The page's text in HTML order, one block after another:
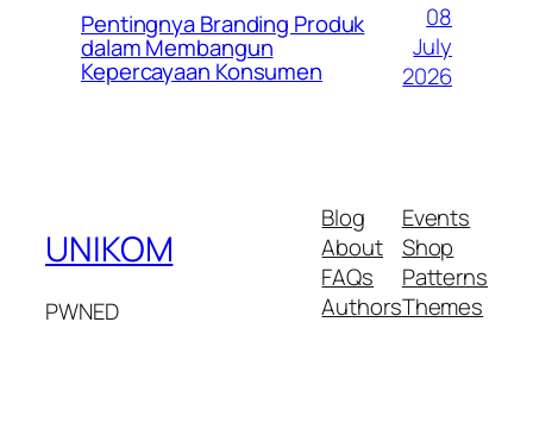
Pentingnya Branding Produk
dalam Membangun
Kepercayaan Konsumen
08
July
2026
UNIKOM
PWNED
Blog
About
FAQs
Authors
Events
Shop
Patterns
Themes